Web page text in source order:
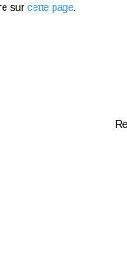
sur cette page